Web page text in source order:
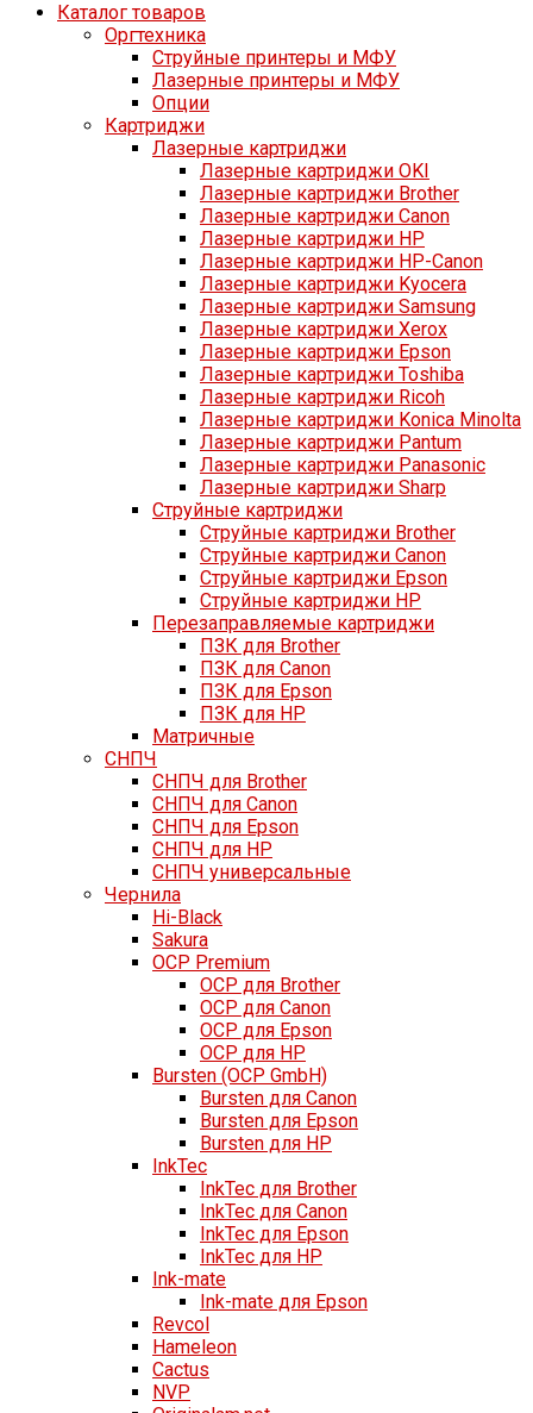
Каталог товаров
Оргтехника
Струйные принтеры и МФУ
Лазерные принтеры и МФУ
Опции
Картриджи
Лазерные картриджи
Лазерные картриджи OKI
Лазерные картриджи Brother
Лазерные картриджи Canon
Лазерные картриджи HP
Лазерные картриджи HP-Canon
Лазерные картриджи Kyocera
Лазерные картриджи Samsung
Лазерные картриджи Xerox
Лазерные картриджи Epson
Лазерные картриджи Toshiba
Лазерные картриджи Ricoh
Лазерные картриджи Konica Minolta
Лазерные картриджи Pantum
Лазерные картриджи Panasonic
Лазерные картриджи Sharp
Струйные картриджи
Струйные картриджи Brother
Струйные картриджи Canon
Струйные картриджи Epson
Струйные картриджи HP
Перезаправляемые картриджи
ПЗК для Brother
ПЗК для Canon
ПЗК для Epson
ПЗК для HP
Матричные
СНПЧ
СНПЧ для Brother
СНПЧ для Canon
СНПЧ для Epson
СНПЧ для HP
СНПЧ универсальные
Чернила
Hi-Black
Sakura
OCP Premium
OCP для Brother
OCP для Canon
OCP для Epson
OCP для HP
Bursten (OCP GmbH)
Bursten для Canon
Bursten для Epson
Bursten для HP
InkTec
InkTec для Brother
InkTec для Canon
InkTec для Epson
InkTec для HP
Ink-mate
Ink-mate для Epson
Revcol
Hameleon
Cactus
NVP